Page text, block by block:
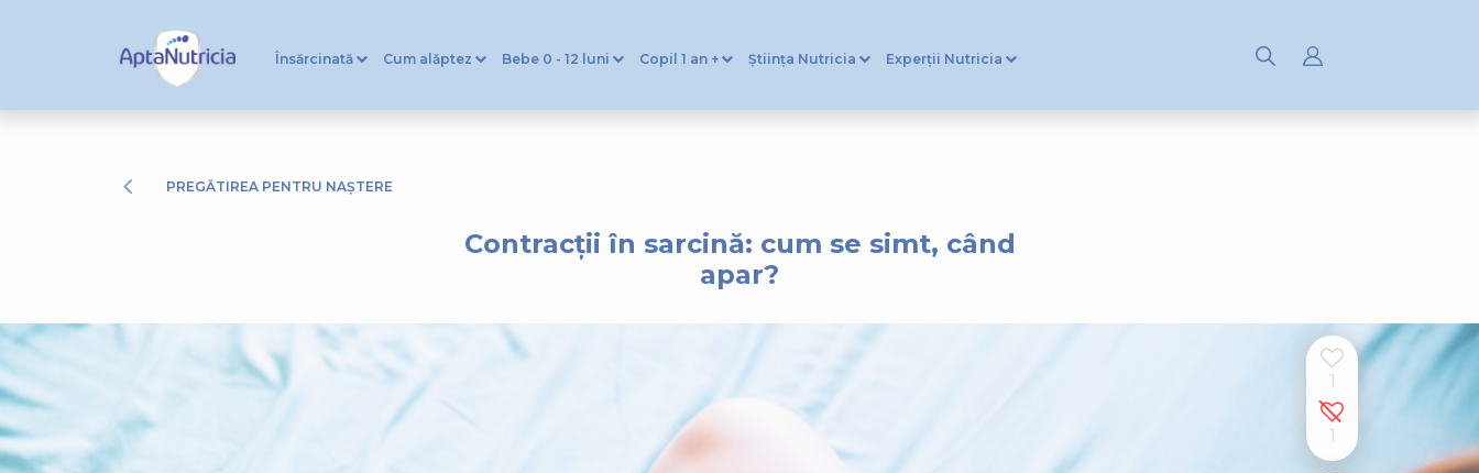
Însărcinată Cum alăptez Bebe 0 - 12 luni Copil 1 an + Știința Nutricia Experții Nutricia
PREGĂTIREA PENTRU NAȘTERE
Contracții în sarcină: cum se simt, când
apar?
1
1